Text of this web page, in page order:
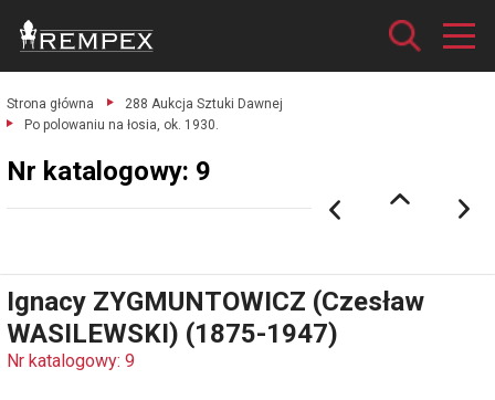
Strona główna
288 Aukcja Sztuki Dawnej
Po polowaniu na łosia, ok. 1930.
Nr katalogowy: 9
Ignacy ZYGMUNTOWICZ (Czesław
WASILEWSKI) (1875-1947)
Nr katalogowy: 9